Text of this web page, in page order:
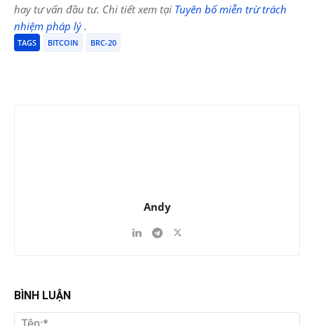
hay tư vấn đầu tư. Chi tiết xem tại Tuyên bố miễn trừ trách
nhiệm pháp lý.
TAGS BITCOIN BRC-20
Andy
BÌNH LUẬN